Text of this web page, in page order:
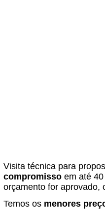
Visita técnica para
compromissoem até 40
orçamento for aprovado,
Temos os menores